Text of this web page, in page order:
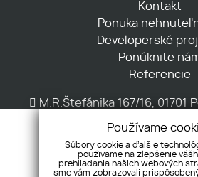
Kontakt
Ponuka
Developerské
Ponúknite
Referencie
M.R.Štefánika 167/16, 01701
+421 917 720
Používame
Súbory cookie a ďalšie
používame na zlepšenie
prehliadania našich webových
sme vám zobrazovali